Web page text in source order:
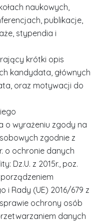
naukowych,
publikacje,
stypendia i
krótki opis
kandydata, głównych
oraz motywacji do
o wyrażeniu zgody na
zgodnie z
o ochronie danych
Dz.U. z 2015r., poz.
i Rady (UE) 2016/679 z
ochrony osób
danych